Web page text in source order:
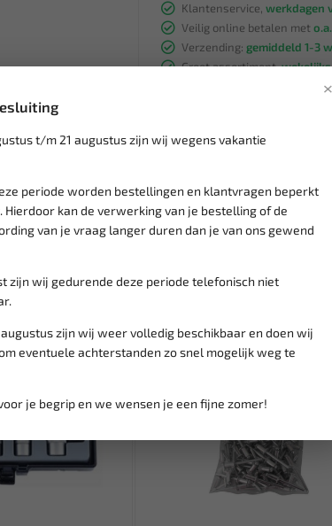
×
t/m 21 augustus zijn wij wegens vakantie
periode worden bestellingen en klantvragen beperkt
kan de verwerking van je bestelling of de
van je vraag langer duren dan je van ons gewend
zijn wij gedurende deze periode telefonisch niet
zijn wij weer volledig beschikbaar en doen wij
eventuele achterstanden zo snel mogelijk weg te
je begrip en we wensen je een fijne zomer!
Klantenservice, werkdagen
Veilig online betalen met
Verzending: gemiddeld 1-3
Groot assortiment,
€ 6,95